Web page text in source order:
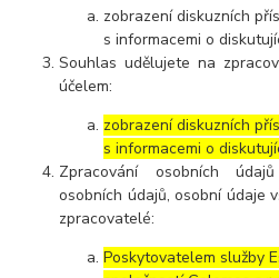
zobrazení diskuzních
s informacemi o
Souhlas udělujete na
účelem:
zobrazení diskuzních
s informacemi o
Zpracování osobních
osobních údajů, osobní údaje
zpracovatelé:
Poskytovatelem služby